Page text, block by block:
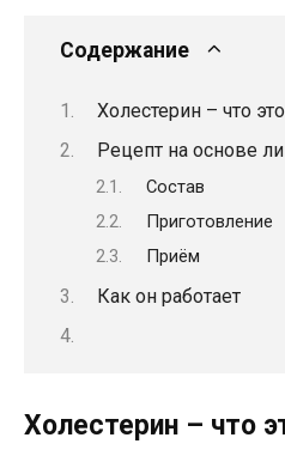
Содержание
Холестерин – что
Рецепт на основе
Состав
Приготовление
Приём
Как он работает
Холестерин – что